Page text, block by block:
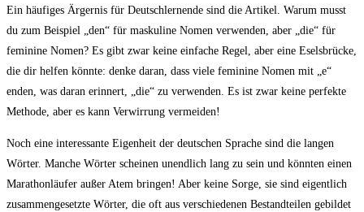
Ein häufiges⁤ Ärgernis für Deutschlernende⁤ sind die Artikel. Warum musst
du zum Beispiel „den“ für maskuline‍ Nomen verwenden, aber „die“ für
feminine Nomen? Es gibt zwar keine einfache Regel, ‍aber eine⁢ Eselsbrücke,
die dir helfen könnte: denke⁢ daran, dass viele feminine Nomen mit „e“
enden, was daran ⁢erinnert, „die“ zu verwenden. Es ist zwar keine perfekte
‌Methode, aber es kann Verwirrung vermeiden!
Noch eine interessante Eigenheit der deutschen ‌Sprache⁤ sind die langen
Wörter. Manche Wörter scheinen⁤ unendlich lang ⁣zu sein und könnten einen
Marathonläufer ⁤außer Atem bringen! Aber keine Sorge, sie sind eigentlich
zusammengesetzte ⁣Wörter, die oft aus verschiedenen⁤ Bestandteilen gebildet